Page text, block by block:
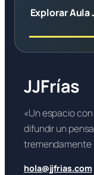
Explorar Aula
JJFrías
«Un espacio
difundir un
tremendamente
hola@jjfrias.com